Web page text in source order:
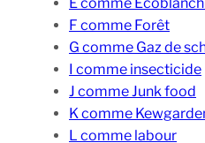
F comme Forêt
G comme Gaz de
I comme insecticide
J comme Junk food
K comme
L comme labour